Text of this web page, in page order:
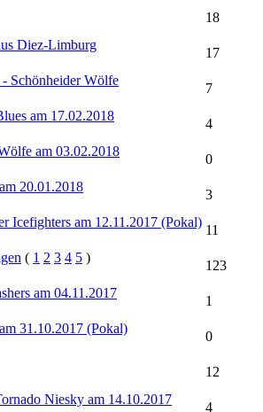
18
Diez-Limburg
17
Schönheider Wölfe
7
am 17.02.2018
4
am 03.02.2018
0
20.01.2018
3
Icefighters am 12.11.2017 (Pokal)
11
( 1 2 3 4 5 )
123
am 04.11.2017
1
31.10.2017 (Pokal)
0
12
Niesky am 14.10.2017
4